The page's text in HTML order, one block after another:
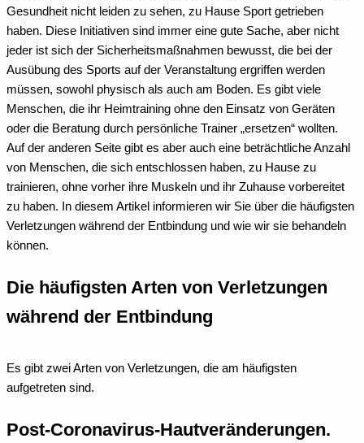
Gesundheit nicht leiden zu sehen, zu Hause Sport getrieben
haben. Diese Initiativen sind immer eine gute Sache, aber nicht
jeder ist sich der Sicherheitsmaßnahmen bewusst, die bei der
Ausübung des Sports auf der Veranstaltung ergriffen werden
müssen, sowohl physisch als auch am Boden. Es gibt viele
Menschen, die ihr Heimtraining ohne den Einsatz von Geräten
oder die Beratung durch persönliche Trainer „ersetzen“ wollten.
Auf der anderen Seite gibt es aber auch eine beträchtliche Anzahl
von Menschen, die sich entschlossen haben, zu Hause zu
trainieren, ohne vorher ihre Muskeln und ihr Zuhause vorbereitet
zu haben.
In diesem Artikel informieren wir Sie über die häufigsten
Verletzungen während der Entbindung und wie wir sie behandeln
können.
Die häufigsten Arten von Verletzungen
während der Entbindung
Es gibt zwei Arten von Verletzungen, die am häufigsten
aufgetreten sind.
Post-Coronavirus-Hautveränderungen.